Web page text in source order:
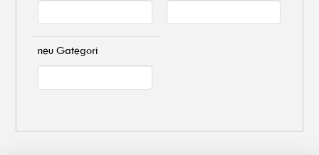
neu Gategori